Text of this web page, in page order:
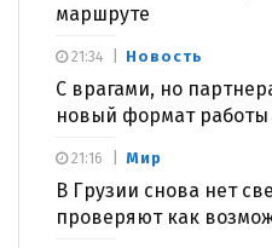
маршруте
Новость
С врагами, но
новый формат
21:34
Мир
В Грузии снова нет
проверяют как
21:16